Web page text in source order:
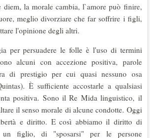
diem, la morale cambia, l`amore può finire,
meglio divorziare che far soffrire i figli,
l'opinione degli altri.
per persuadere le folle è l'uso di termini
alcuni con accezione positiva, parole
di prestigio per cui quasi nessuno osa
È sufficiente accostarle a qualsiasi
positiva. Sono il Re Mida linguistico, il
il senso morale di alcune condotte. Oggi
e diritto. E così abbiamo il diritto di
un figlio, di "sposarsi" per le persone